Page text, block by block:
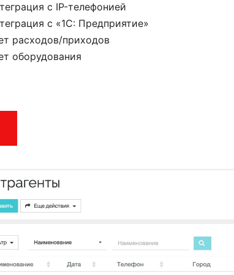
с IP-телефонией
с «1С: Предприятие»
расходов/приходов
оборудования